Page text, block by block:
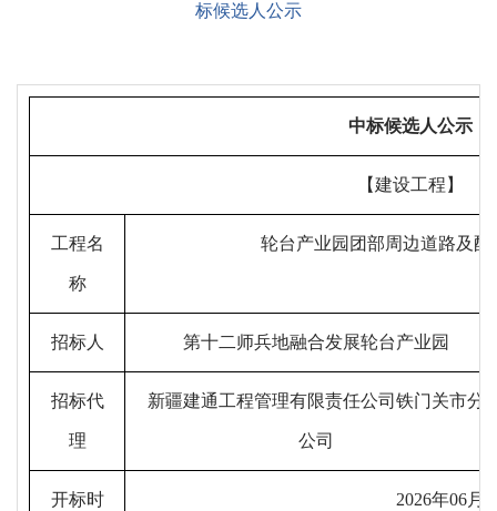
标候选人公示
中标候选人公示
【建设工程 】
工程名
称
轮台产业园团部周边道路及配
招标人 第十二师兵地融合发展轮台产业园
招标代
理
新疆建通工程管理有限责任公司铁门关市分
公司
开标时 2026年06月